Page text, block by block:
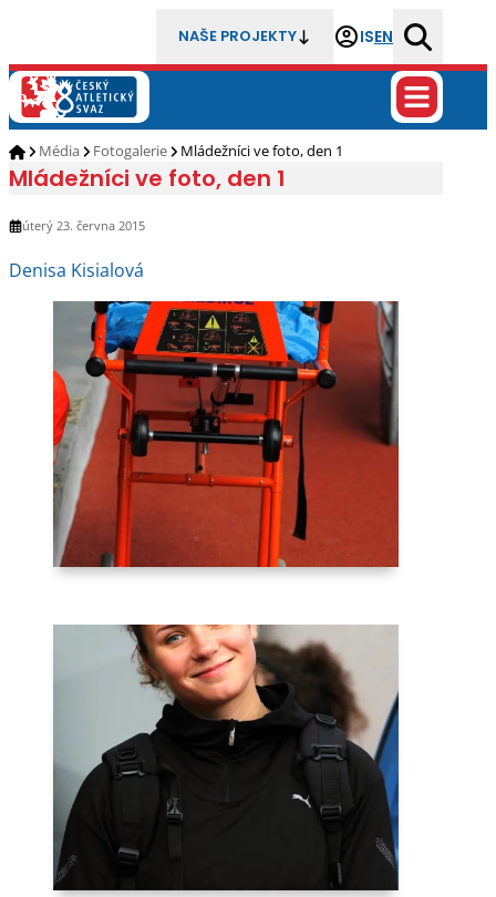
NAŠE PROJEKTY ISEN
Média Fotogalerie Mládežníci ve foto, den 1
Mládežníci ve foto, den 1
úterý 23. června 2015
Denisa Kisialová